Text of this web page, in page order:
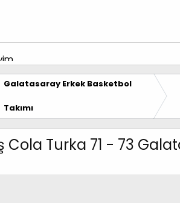
Galatasaray Erkek Basketbol
Takımı
Cola Turka 71 - 73